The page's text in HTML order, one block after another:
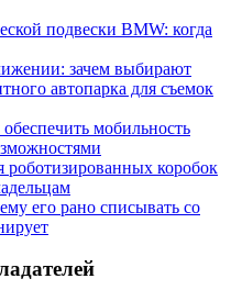
подвески BMW: когда
зачем выбирают
автопарка для съемок
мобильность
коробок
его рано списывать со